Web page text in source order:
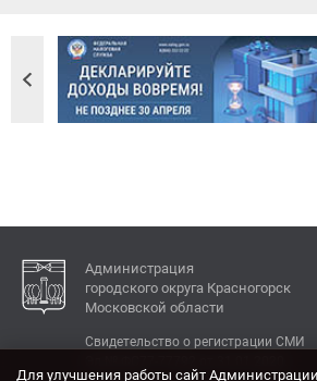
Администрация
городского округа Красногорск
Московской области
Свидетельство о регистрации СМИ
Для улучшения работы сайт Администрации